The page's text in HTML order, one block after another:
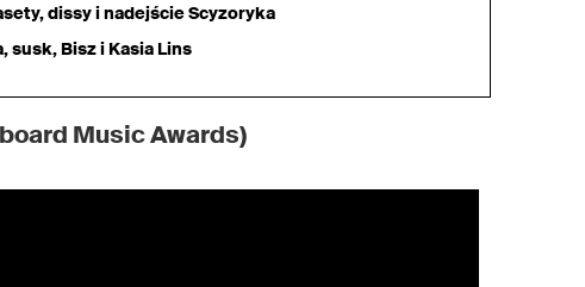
dissy i nadejście Scyzoryka
susk, Bisz i Kasia Lins
Music Awards)